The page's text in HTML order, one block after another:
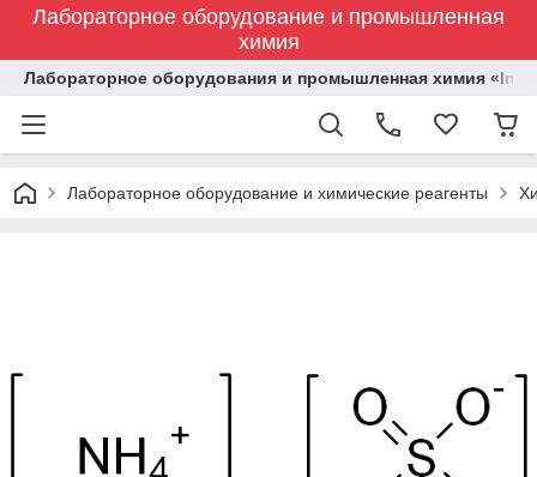
Лабораторное оборудование и промышленная
химия
Лабораторное оборудования и промышленная химия
Лабораторное оборудование и химические реагенты